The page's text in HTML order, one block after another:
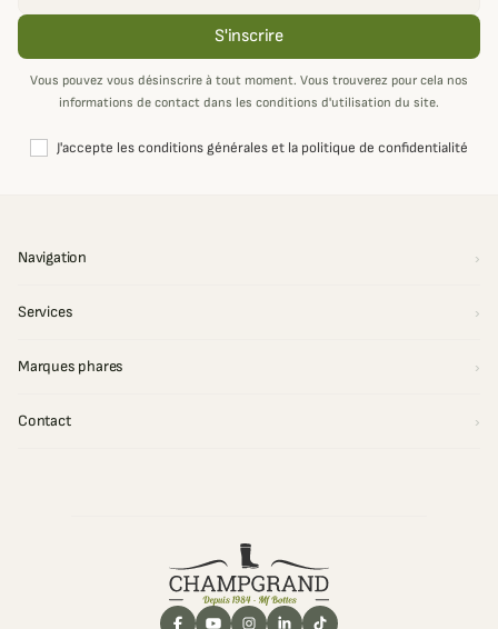
S'inscrire
Vous pouvez vous désinscrire à tout moment. Vous trouverez pour cela nos
informations de contact dans les conditions d'utilisation du site.
J'accepte les conditions générales et la politique de confidentialité
Navigation
Services
Marques phares
Contact